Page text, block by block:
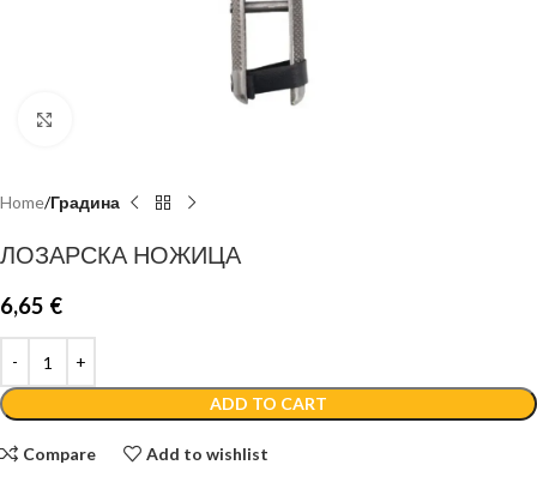
Home Градина
ЛОЗАРСКА НОЖИЦА
6,65 €
ADD TO CART
Compare Add to wishlist